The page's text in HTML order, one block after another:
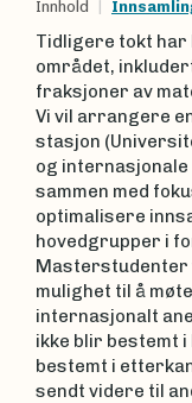
Innhold
Tidligere tokt
området,
fraksjoner av
Vi vil arrangere
stasjon
og internasjonale
sammen med
optimalisere
hovedgrupper i
Masterstudenter
mulighet til å
internasjonalt
ikke blir bestemt i
bestemt i
sendt videre til